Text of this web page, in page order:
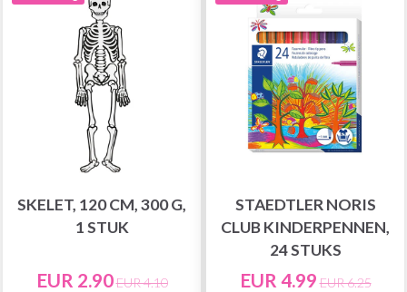
SKELET, 120 CM, 300 G,
1 STUK
EUR 2.90EUR 4.10
STAEDTLER NORIS
CLUB KINDERPENNEN,
24 STUKS
EUR 4.99 EUR 6.25